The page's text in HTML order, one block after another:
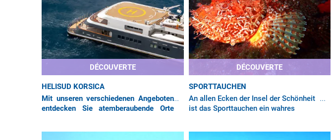
DÉCOUVERTE
HELISUD KORSICA
Mit unseren verschiedenen Angeboten
entdecken Sie atemberaubende Orte
DÉCOUVERTE
SPORTTAUCHEN
An allen Ecken der Insel der Schönheit
ist das Sporttauchen ein wahres